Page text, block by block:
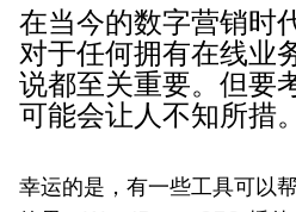
在当今的数字营销时
对于任何拥有在线业
说都至关重要。但要
可能会让人不知所措。
幸运的是，有一些工具可以